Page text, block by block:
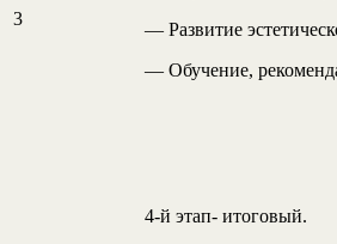
3
— Развитие
— Обучение,
4-й этап- итоговый.